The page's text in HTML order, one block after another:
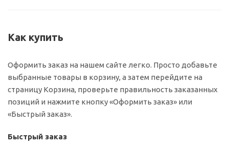
Как купить
Оформить заказ на нашем сайте легко. Просто добавьте
выбранные товары в корзину, а затем перейдите на
страницу Корзина, проверьте правильность заказанных
позиций и нажмите кнопку «Оформить заказ» или
«Быстрый заказ».
Быстрый заказ